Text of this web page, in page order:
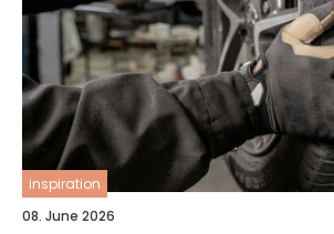
inspiration
08. June 2026